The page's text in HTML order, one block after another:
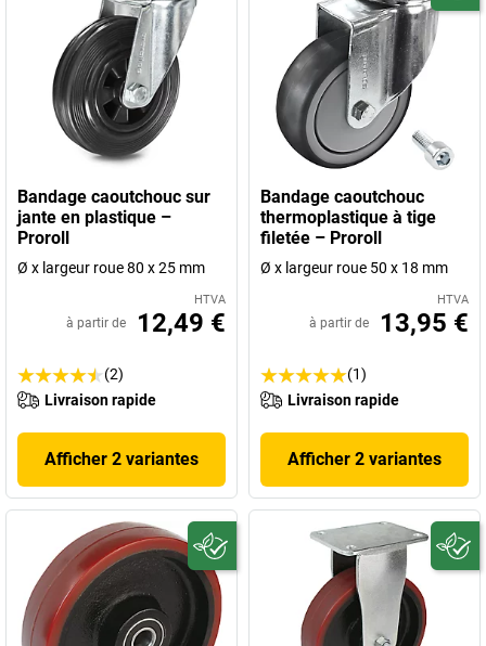
Bandage caoutchouc sur
jante en plastique –
Proroll
Ø x largeur roue 80 x 25 mm
HTVA
à partir de 12,49 €
(2)
Livraison rapide
Afficher 2 variantes
Bandage caoutchouc
thermoplastique à tige
filetée – Proroll
Ø x largeur roue 50 x 18 mm
HTVA
à partir de 13,95 €
(1)
Livraison rapide
Afficher 2 variantes